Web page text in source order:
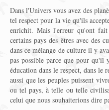
Dans l'Univers vous avez des
tel respect pour la vie qu'ils
enrichit. Mais l'erreur qu'ont
certains pays des êtres avec des
dans ce mélange de culture il y
pas possible parce que pour
éducation dans le respect, dans le
aussi que les peuples puissent
ou tel pays, à telle ou telle
celui que nous souhaiterions dire